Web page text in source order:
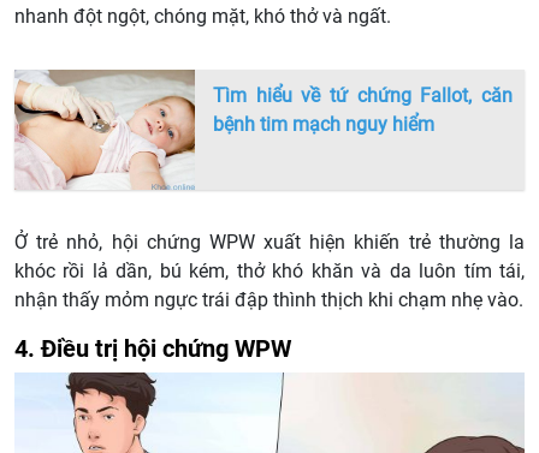
nhanh đột ngột, chóng mặt, khó thở và ngất.
Tìm hiểu về tứ chứng Fallot, căn
bệnh tim mạch nguy hiểm
Ở trẻ nhỏ, hội chứng WPW xuất hiện khiến trẻ thường la
khóc rồi lả dần, bú kém, thở khó khăn và da luôn tím tái,
nhận thấy mỏm ngực trái đập thình thịch khi chạm nhẹ vào.
4. Điều trị hội chứng WPW